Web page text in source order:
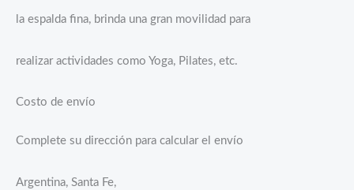
la espalda fina, brinda una gran movilidad para
realizar actividades como Yoga, Pilates, etc.
Costo de envío
Complete su dirección para calcular el envío
Argentina, Santa Fe,